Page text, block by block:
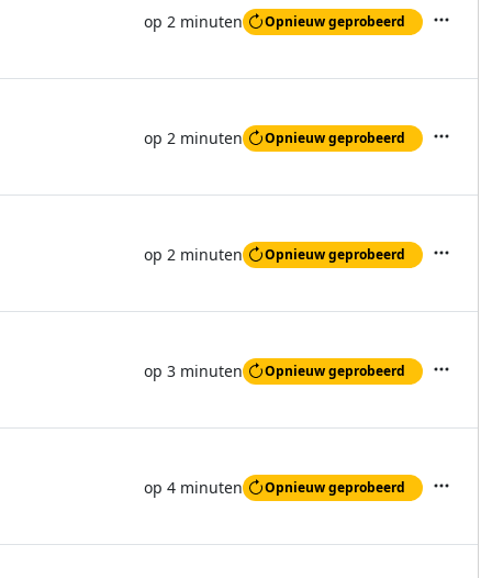
op 2 minuten Opnieuw geprobeerd
op 2 minuten Opnieuw geprobeerd
op 2 minuten Opnieuw geprobeerd
op 3 minuten Opnieuw geprobeerd
op 4 minuten Opnieuw geprobeerd